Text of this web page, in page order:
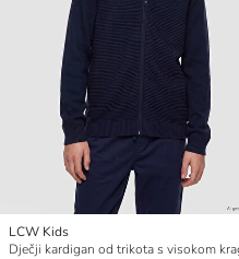
LCW Kids